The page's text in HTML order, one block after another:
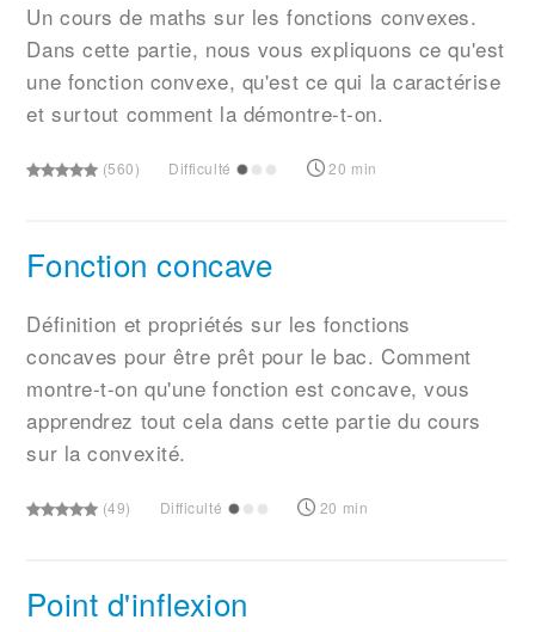
Un cours de maths sur les fonctions convexes.
Dans cette partie, nous vous expliquons ce qu'est
une fonction convexe, qu'est ce qui la caractérise
et surtout comment la démontre-t-on.
(560) Difficulté 20 min
Fonction concave
Définition et propriétés sur les fonctions
concaves pour être prêt pour le bac. Comment
montre-t-on qu'une fonction est concave, vous
apprendrez tout cela dans cette partie du cours
sur la convexité.
(49) Difficulté 20 min
Point d'inflexion